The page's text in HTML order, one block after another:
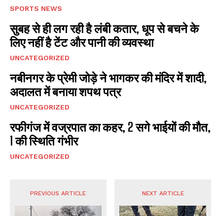
I've read and accept thePrivacy Policy
SPORTS NEWS
सुबह से ही लग रही है लंबी कतार, धूप से बचने के
लिए नहीं है टेंट और पानी की व्यवस्था
UNCATEGORIZED
नबीनगर के प्रेमी जोड़े ने भागकर की मंदिर में शादी,
अदालत में बनाया शपथ पत्र
UNCATEGORIZED
रफीगंज में वज्रपात का कहर, 2 सगे भाईयों की मौत,
1 की स्थिति गंभीर
UNCATEGORIZED
PREVIOUS ARTICLE NEXT ARTICLE